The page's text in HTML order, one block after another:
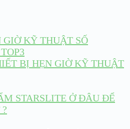
KỸ THUẬT SỐ
BỊ HẸN GIỜ KỸ THUẬT
STARSLITE Ở ĐÂU ĐỂ